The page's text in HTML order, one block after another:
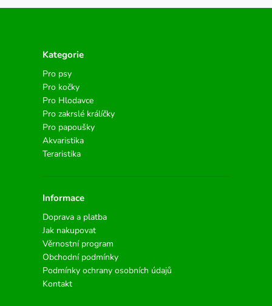
Kategorie
Pro psy
Pro kočky
Pro Hlodavce
Pro zakrslé králíčky
Pro papoušky
Akvaristika
Teraristika
Informace
Doprava a platba
Jak nakupovat
Věrnostní program
Obchodní podmínky
Podmínky ochrany osobních údajů
Kontakt